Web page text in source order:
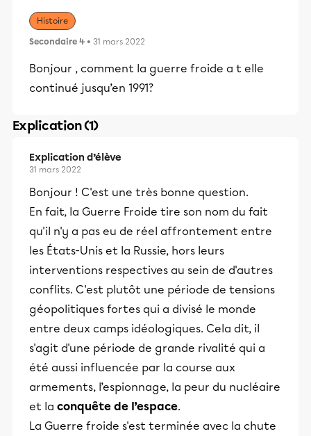
Histoire
Secondaire 4 • 31 mars 2022
Bonjour , comment la guerre froide a t elle
continué jusqu’en 1991?
Explication (1)
Explication d’élève
31 mars 2022
Bonjour ! C'est une très bonne question.
En fait, la Guerre Froide tire son nom du fait
qu'il n'y a pas eu de réel affrontement entre
les États-Unis et la Russie, hors leurs
interventions respectives au sein de d'autres
conflits. C'est plutôt une période de tensions
géopolitiques fortes qui a divisé le monde
entre deux camps idéologiques. Cela dit, il
s'agit d'une période de grande rivalité qui a
été aussi influencée par la course aux
armements, l’espionnage, la peur du nucléaire
et la conquête de l’espace.
La Guerre froide s'est terminée avec la chute